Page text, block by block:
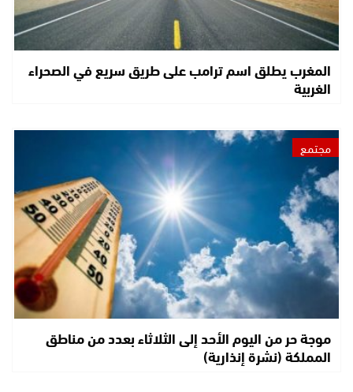
المغرب يطلق اسم ترامب على طريق سريع في الصحراء
الغربية
مجتمع
موجة حر من اليوم الأحد إلى الثلاثاء بعدد من مناطق
المملكة (نشرة إنذارية)